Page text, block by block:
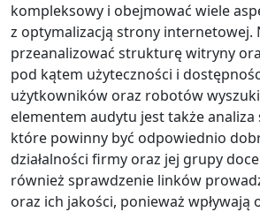
kompleksowy i obejmować wiele
z optymalizacją strony internetowej.
przeanalizować strukturę witryny
pod kątem użyteczności i
użytkowników oraz robotów
elementem audytu jest także analiza
które powinny być odpowiednio
działalności firmy oraz jej grupy
również sprawdzenie linków
oraz ich jakości, ponieważ wpływają